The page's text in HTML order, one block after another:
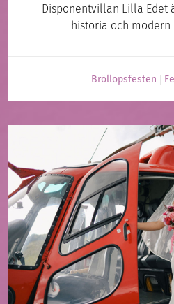
Disponentvillan Lilla Edet
historia och
Bröllopsfesten